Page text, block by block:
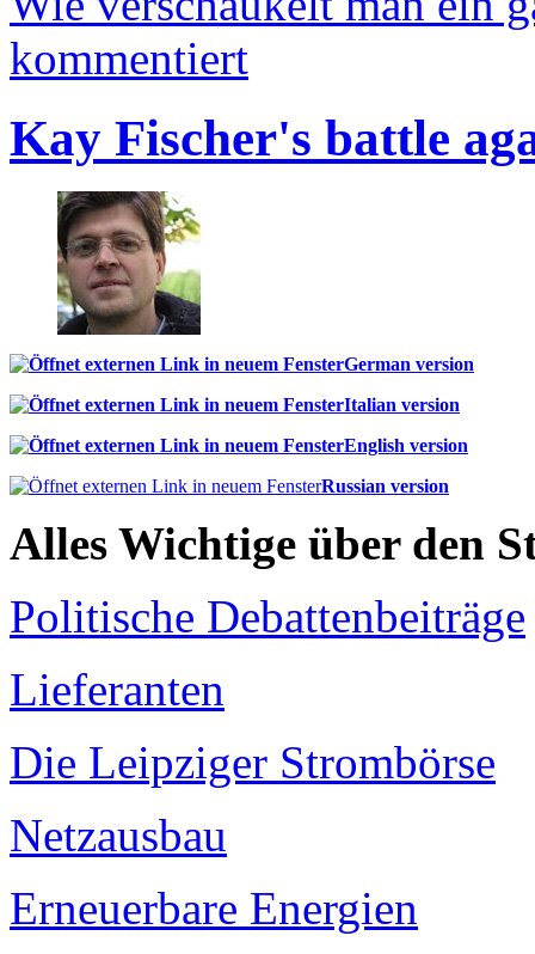
kommentiert
Kay Fischer's battle
German version
Italian version
English version
Russian version
Alles Wichtige über den
Politische Debattenbeiträge
Lieferanten
Die Leipziger Strombörse
Netzausbau
Erneuerbare Energien